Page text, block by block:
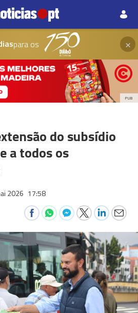
para os ×
PUB
do subsídio
a todos os
2026 17:58